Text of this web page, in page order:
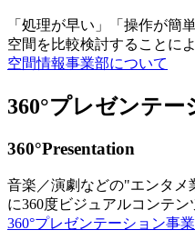
「処理が早い」「操作が
空間を比較検討することに
空間情報事業部について
360°プレゼンテー
360°Presentation
音楽／演劇などの"エンタメ
に360度ビジュアルコンテ
360°プレゼンテーション事